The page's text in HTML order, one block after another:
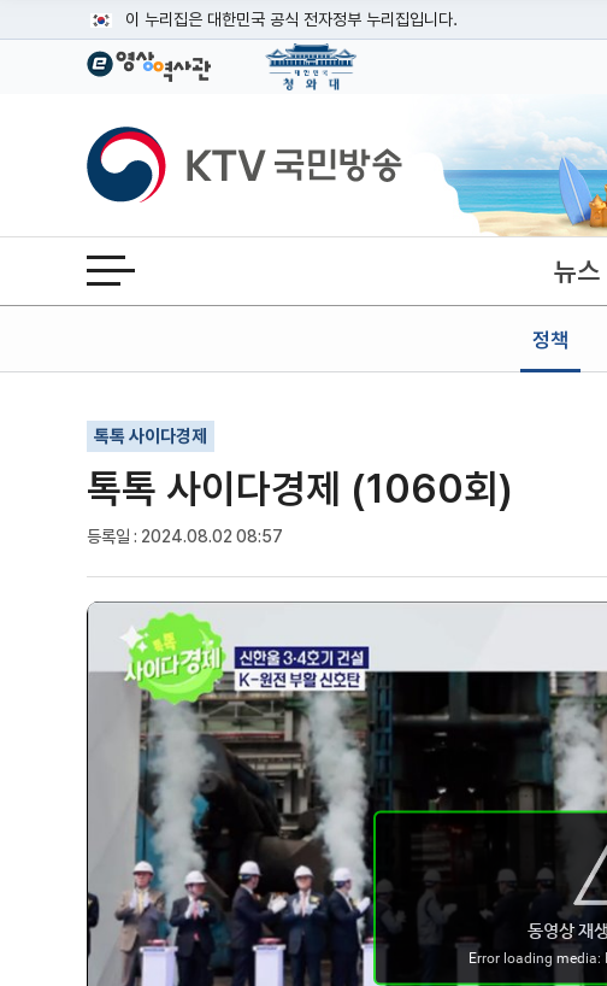
이 누리집은 대한민국 공식 전자정부 누리집입니다.
공식 누리집 주소 확인하기
이밖에 or.kr 또는 .kr등 다른 도메인 주소를 사용하고 있다면 아래 URL에
운영중인 공식 누리집보기
KTV국민방송
전체메뉴 열기 뉴스
정책
톡톡 사이다경제
톡톡 사이다경제 (1060회)
등록일 : 2024.08.02 08:57
기사인쇄
글자확대
글자축소